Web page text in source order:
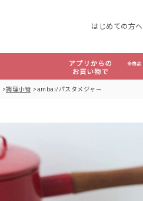
はじめての方へ
調理小物 ambai/パスタメジャー